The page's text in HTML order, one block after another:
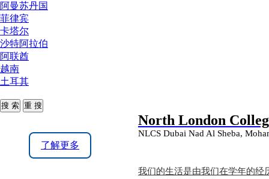
阿曼苏丹国
菲律宾
卡塔尔
沙特阿拉伯
阿联酋
越南
土耳其
了解更多
North London
NLCS Dubai Nad Al Sheba,
我们的生活是由我们在学年的经